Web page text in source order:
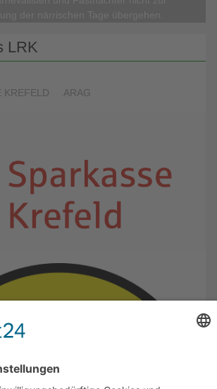
LRK
KREFELD ARAG